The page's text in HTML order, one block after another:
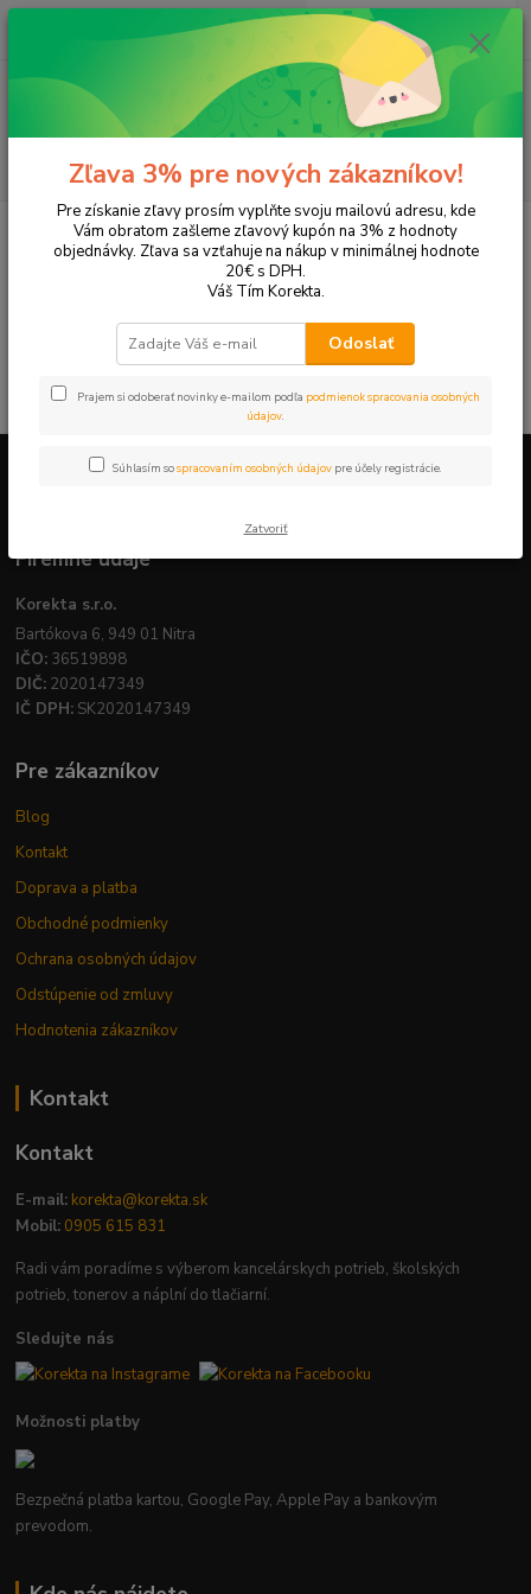
Hľadať
ks
za 0,00 EUR
Tonery a náplne do tlačiarní KYOCERA FS 9520
V tejto kategórii nebol nájdený žiadny tovar.
Firemné údaje
Korekta s.r.o.
Bartókova 6, 949 01 Nitra
IČO: 36519898
DIČ: 2020147349
IČ DPH: SK2020147349
Pre zákazníkov
Blog
Kontakt
Doprava a platba
Obchodné podmienky
Ochrana osobných údajov
Odstúpenie od zmluvy
Hodnotenia zákazníkov
Kontakt
Kontakt
E-mail: korekta@korekta.sk
Mobil: 0905 615 831
Radi vám poradíme s výberom kancelárskych potrieb, školských
potrieb, tonerov a náplní do tlačiarní.
Sledujte nás
Možnosti platby
Bezpečná platba kartou, Google Pay, Apple Pay a bankovým
prevodom.
Zľava 3% pre nových zákazníkov!
Pre získanie zľavy prosím vyplňte svoju mailovú adresu, kde
Vám obratom zašleme zľavový kupón na 3% z hodnoty
objednávky. Zľava sa vzťahuje na nákup v minimálnej hodnote
20€ s DPH.
Váš Tím Korekta.
Odoslať
Prajem si odoberať novinky e-mailom podľa podmienok spracovania osobných
údajov.
Súhlasím sospracovaním osobných údajov pre účely registrácie.
Zatvoriť